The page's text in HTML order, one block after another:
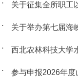
关于征集全所职工
关于举办第七届海
西北农林科技大学
参与申报2026年